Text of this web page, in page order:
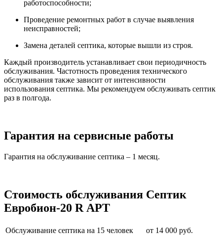
работоспособности;
Проведение ремонтных работ в случае выявления
неисправностей;
Замена деталей септика, которые вышли из строя.
Каждый производитель устанавливает свои периодичность
обслуживания. Частотность проведения технического
обслуживания также зависит от интенсивности
использования септика. Мы рекомендуем обслуживать септик
раз в полгода.
Гарантия на сервисные работы
Гарантия на обслуживание септика – 1 месяц.
Стоимость обслуживания Септик
Евробион-20 R АРТ
Обслуживание септика на 15 человек
от 14 000 руб.